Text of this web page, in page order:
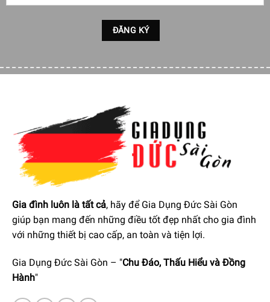
Gia đình luôn là tất cả, hãy để Gia Dụng Đức Sài Gòn
giúp bạn mang đến những điều tốt đẹp nhất cho gia đình
với những thiết bị cao cấp, an toàn và tiện lợi.
Gia Dụng Đức Sài Gòn – "Chu Đáo, Thấu Hiểu và Đồng
Hành"